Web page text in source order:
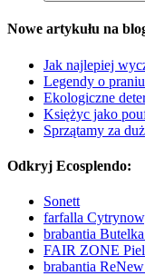
Nowe artykułu na
Jak najlepiej
Legendy o
Ekologiczne
Księżyc jako
Sprzątamy za
Odkryj Ecosplendo:
Sonett
farfalla
brabantia
FAIR ZONE
brabantia